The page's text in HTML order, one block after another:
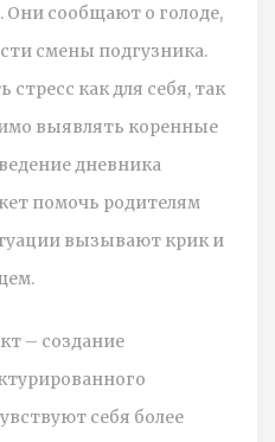
Они сообщают о голоде,
смены подгузника.
как для себя, так
выявлять коренные
дневника
помочь родителям
вызывают крик и
– создание
себя более